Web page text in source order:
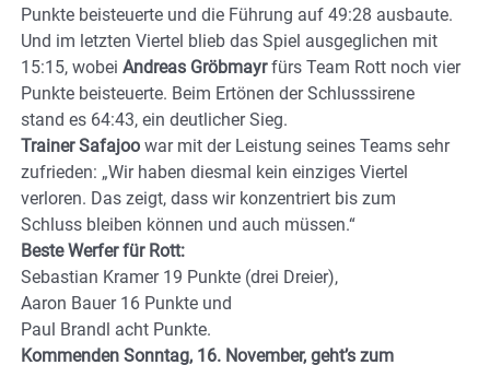
Punkte beisteuerte und die Führung auf 49:28 ausbaute.
Und im letzten Viertel blieb das Spiel ausgeglichen mit
15:15, wobei Andreas Gröbmayrfürs Team Rott noch vier
Punkte beisteuerte. Beim Ertönen der Schlusssirene
stand es 64:43, ein deutlicher Sieg.
Trainer Safajoo war mit der Leistung seines Teams sehr
zufrieden: „Wir haben diesmal kein einziges Viertel
verloren. Das zeigt, dass wir konzentriert bis zum
Schluss bleiben können und auch müssen.“
Beste Werfer für Rott:
Sebastian Kramer 19 Punkte (drei Dreier),
Aaron Bauer 16 Punkte und
Paul Brandl acht Punkte.
Kommenden Sonntag, 16. November, geht’s zum